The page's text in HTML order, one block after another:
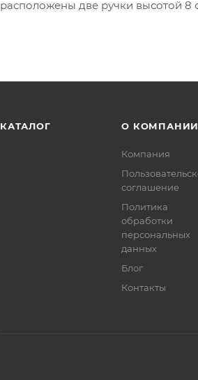
расположены две ручки высотой 8
КАТАЛОГ О КОМПАНИИ
Компания
соглашение
Политика
обработки
персональных
данных
Блог
Контакты